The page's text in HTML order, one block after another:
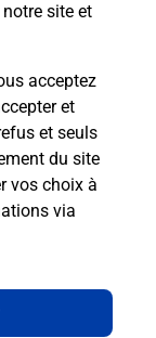
site et
acceptez
et
et seuls
du site
vos choix à
via
posées
lettres
faire un
se